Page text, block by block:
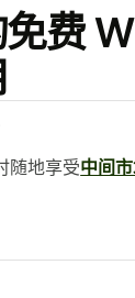
费
随地享受中间